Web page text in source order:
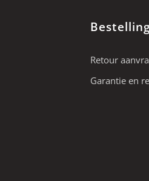
Retour
Garantie en